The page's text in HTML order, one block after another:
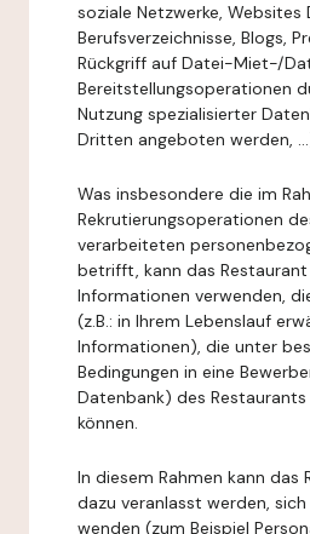
soziale Netzwerke,
Berufsverzeichnisse, Blogs,
Rückgriff auf Datei-Miet-/
Bereitstellungsoperationen
Nutzung spezialisierter
Dritten angeboten werden,
Was insbesondere die im
Rekrutierungsoperationen
verarbeiteten
betrifft, kann das
Informationen verwenden,
(z.B.: in Ihrem Lebenslauf
Informationen), die unter
Bedingungen in eine
Datenbank) des
können.
In diesem Rahmen kann das
dazu veranlasst werden,
wenden (zum Beispiel